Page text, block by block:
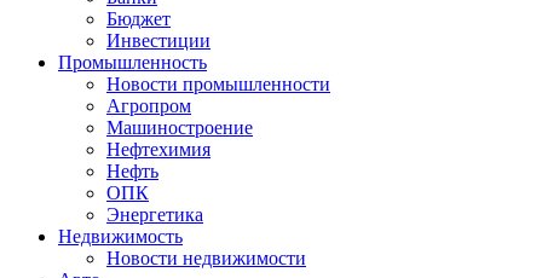
Бюджет
Инвестиции
Промышленность
Новости промышленности
Агропром
Машиностроение
Нефтехимия
Нефть
ОПК
Энергетика
Недвижимость
Новости недвижимости